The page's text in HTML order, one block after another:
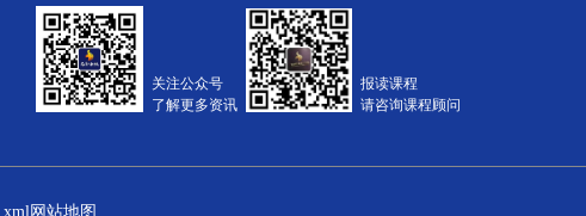
关注公众号
了解更多资讯
报读课程
请咨询课程顾问
xml网站地图